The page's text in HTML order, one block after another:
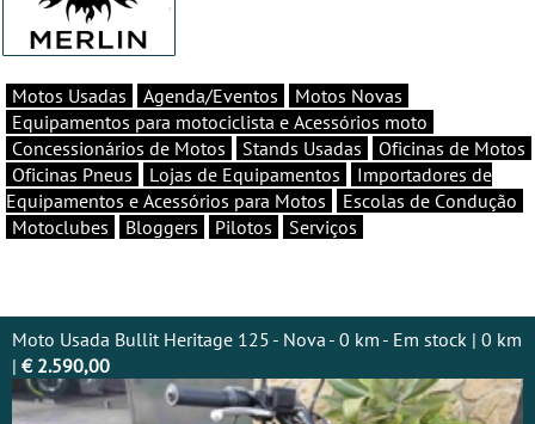
Motos Usadas Agenda/Eventos
Motos Novas
Equipamentos para motociclista e Acessórios moto
Concessionários de Motos
Stands Usadas
Oficinas de Motos
Oficinas Pneus
Lojas de Equipamentos
Importadores de
Equipamentos e Acessórios para Motos
Escolas de Condução
Motoclubes
Bloggers Pilotos Serviços
Moto Usada Bullit Heritage 125 - Nova - 0 km - Em stock | 0 km
| € 2.590,00